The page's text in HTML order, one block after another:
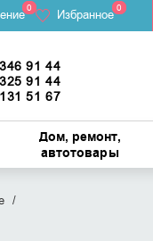
0 Избранное 0
91 44
91 44
51 67
Дом, ремонт,
автотовары